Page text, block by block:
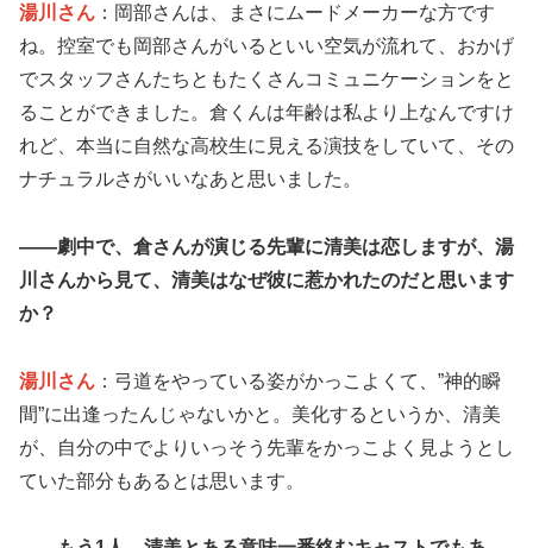
湯川さん ：岡部さんは、まさにムードメーカーな方です
ね。控室でも岡部さんがいるといい空気が流れて、おかげ
でスタッフさんたちともたくさんコミュニケーションをと
ることができました。倉くんは年齢は私より上なんですけ
れど、本当に自然な高校生に見える演技をしていて、その
ナチュラルさがいいなあと思いました。
——劇中で、倉さんが演じる先輩に清美は恋しますが、湯
川さんから見て、清美はなぜ彼に惹かれたのだと思います
か？
湯川さん ：弓道をやっている姿がかっこよくて、”神的瞬
間”に出逢ったんじゃないかと。美化するというか、清美
が、自分の中でよりいっそう先輩をかっこよく見ようとし
ていた部分もあるとは思います。